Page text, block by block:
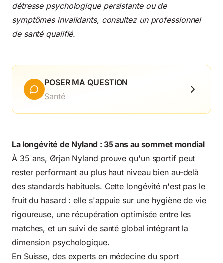
détresse psychologique persistante ou de
symptômes invalidants, consultez un professionnel
de santé qualifié.
POSER MA QUESTION
Santé
La longévité de Nyland : 35 ans au sommet mondial
À 35 ans, Ørjan Nyland prouve qu'un sportif peut
rester performant au plus haut niveau bien au-delà
des standards habituels. Cette longévité n'est pas le
fruit du hasard : elle s'appuie sur une hygiène de vie
rigoureuse, une récupération optimisée entre les
matches, et un suivi de santé global intégrant la
dimension psychologique.
En Suisse, des experts en médecine du sport